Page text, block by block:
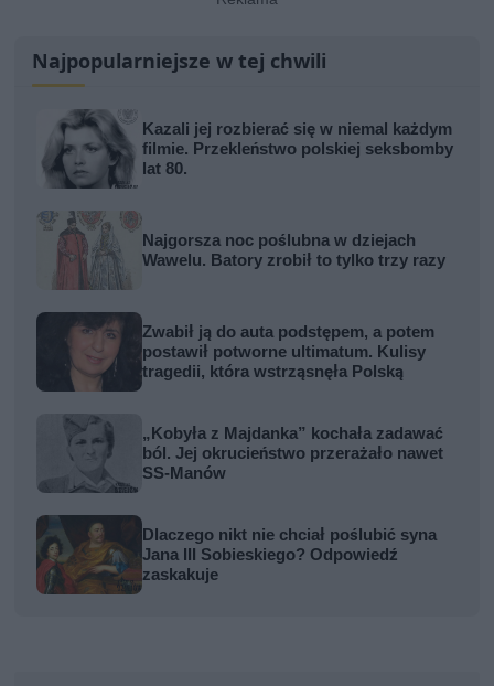
Najpopularniejsze w tej chwili
Kazali jej rozbierać się w niemal każdym
filmie. Przekleństwo polskiej seksbomby
lat 80.
Najgorsza noc poślubna w dziejach
Wawelu. Batory zrobił to tylko trzy razy
Zwabił ją do auta podstępem, a potem
postawił potworne ultimatum. Kulisy
tragedii, która wstrząsnęła Polską
„Kobyła z Majdanka” kochała zadawać
ból. Jej okrucieństwo przerażało nawet
SS-Manów
Dlaczego nikt nie chciał poślubić syna
Jana III Sobieskiego? Odpowiedź
zaskakuje